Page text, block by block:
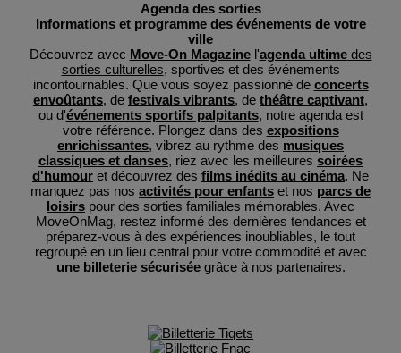
Agenda des sorties
Informations et programme des événements de votre
ville
Découvrez avec Move-On Magazinel'agenda ultimedes
sorties culturelles, sportives et des événements
incontournables. Que vous soyez passionné de concerts
envoûtants, de festivals vibrants, de théâtre captivant,
ou d'événements sportifs palpitants, notre agenda est
votre référence. Plongez dans des expositions
enrichissantes, vibrez au rythme des musiques
classiques et danses, riez avec les meilleures soirées
d'humour et découvrez des films inédits au cinéma. Ne
manquez pas nos activités pour enfants et nos parcs de
loisirs pour des sorties familiales mémorables. Avec
MoveOnMag, restez informé des dernières tendances et
préparez-vous à des expériences inoubliables, le tout
regroupé en un lieu central pour votre commodité et avec
une billeterie sécuriséegrâce à nos partenaires.